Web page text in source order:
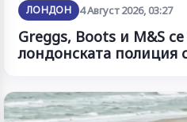
ЛОНДОН 4 Август 2026, 03:27
Greggs, Boots и M&S
лондонската полиция